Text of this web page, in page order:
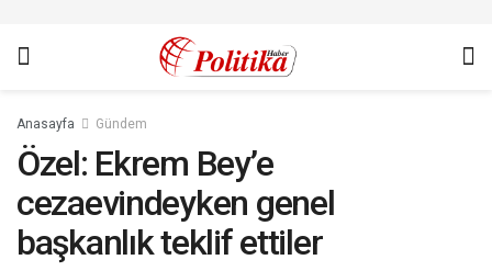
Anasayfa Gündem
Özel: Ekrem Bey’e
cezaevindeyken genel
başkanlık teklif ettiler